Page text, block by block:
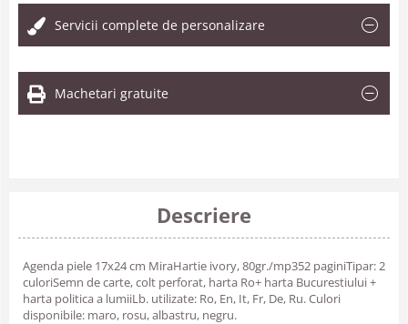
Servicii complete de personalizare
Machetari gratuite
Descriere
Agenda piele 17x24 cm MiraHartie ivory, 80gr./mp352 paginiTipar: 2
culoriSemn de carte, colt perforat, harta Ro+ harta Bucurestiului +
harta politica a lumiiLb. utilizate: Ro, En, It, Fr, De, Ru. Culori
disponibile: maro, rosu, albastru, negru.